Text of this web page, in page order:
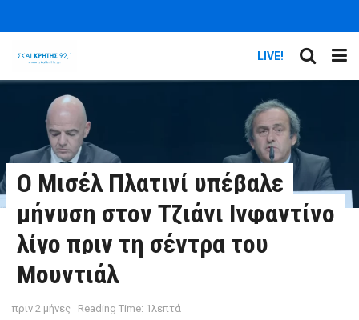
LIVE!
Ο Μισέλ Πλατινί υπέβαλε
μήνυση στον Τζιάνι Ινφαντίνο
λίγο πριν τη σέντρα του
Μουντιάλ
πριν 2 μήνες Reading Time: 1λεπτά